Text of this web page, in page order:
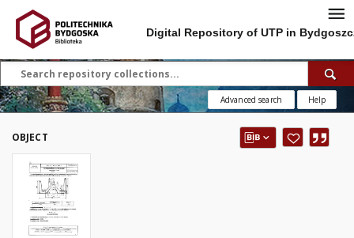
Digital Repository of UTP in
Advanced search Help
OBJECT